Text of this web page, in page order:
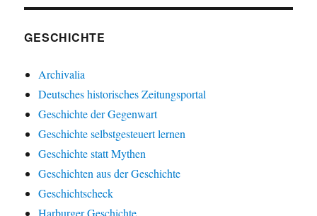
GESCHICHTE
Archivalia
Deutsches historisches Zeitungsportal
Geschichte der Gegenwart
Geschichte selbstgesteuert lernen
Geschichte statt Mythen
Geschichten aus der Geschichte
Geschichtscheck
Harburger Geschichte